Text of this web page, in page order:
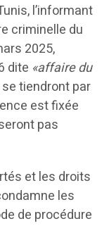
l’informant
criminelle du
2025,
dite «affaire du
se tiendront par
est fixée
pas
et les droits
les
de procédure